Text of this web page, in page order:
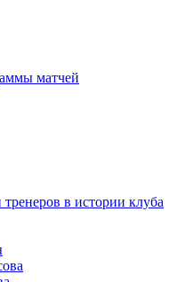
матчей
в истории клуба